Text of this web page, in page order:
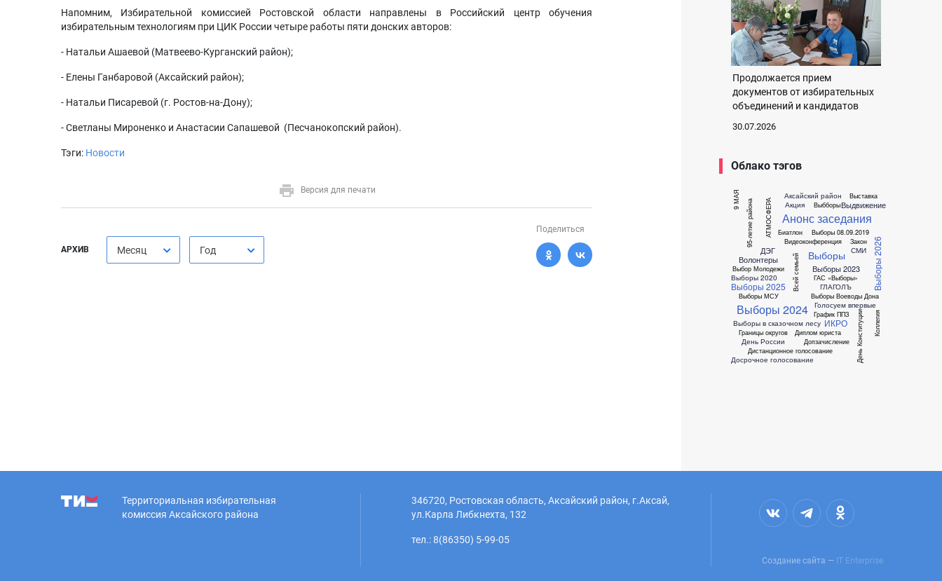
Напомним, Избирательной комиссией Ростовской области направлены в Российский центр обучения
избирательным технологиям при ЦИК России четыре работы пяти донских авторов:
- Натальи Ашаевой (Матвеево-Курганский район);
- Елены Ганбаровой (Аксайский район);
- Натальи Писаревой (г. Ростов-на-Дону);
- Светланы Мироненко и Анастасии Сапашевой (Песчанокопский район).
Тэги: Новости
Версия для печати
АРХИВ Месяц Год
Поделиться
Продолжается прием
документов от избирательных
объединений и кандидатов
30.07.2026
Облако тэгов
9 МАЯ 95-летие района АТМОСФЕРА
Аксайский район
Акция
Анонс заседания
Биатлон
Видеоконференция
Волонтеры Всей семьей
Выбборы
Выбор Молодежи
Выборы
Выборы 08.09.2019
Выборы 2020
Выборы 2023
Выборы 2024
Выборы 2025 Выборы 2026
Выборы Воеводы Дона
Выборы МСУ
Выборы в сказочном лесу
Выдвижение
Выставка
ГАС «Выборы»
ГЛАГОЛЪ
Голосуем впервые
Границы округов
График ППЗ
ДЭГ
День Конституции
День России
Диплом юриста
Дистанционное голосование
Допзачисление
Досрочное голосование
Закон
ИКРО Коллегия
СМИ
Территориальная избирательная
комиссия Аксайского района
346720, Ростовская область, Аксайский район, г.Аксай,
ул.Карла Либкнехта, 132
тел.: 8(86350) 5-99-05
Создание сайта — IT Enterprise